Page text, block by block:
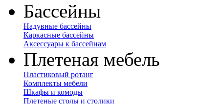
Бассейны
Надувные бассейны
Каркасные бассейны
Аксессуары к бассейнам
Плетеная мебель
Пластиковый ротанг
Комплекты мебели
Шкафы и комоды
Плетеные столы и столики